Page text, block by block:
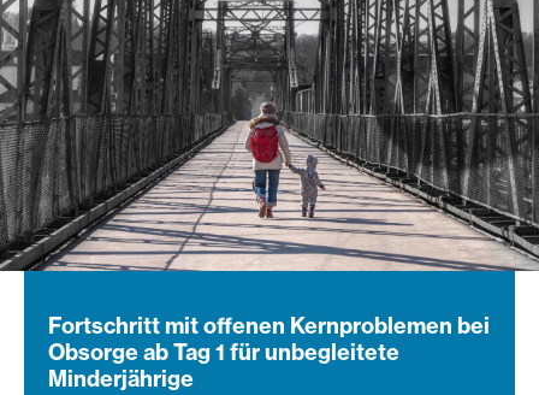
Fortschritt mit offenen Kernproblemen bei
Obsorge ab Tag 1 für unbegleitete
Minderjährige